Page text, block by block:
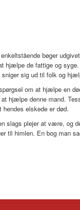
bøger
hjælpe de fattige og
sig ud til folk og
om at hjælpe en
hjælpe denne mand.
elskede er død.
slags plejer at være,
til himlen. En bog man